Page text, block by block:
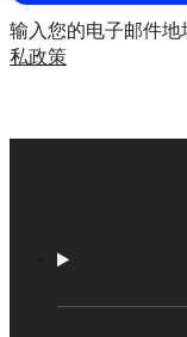
输入您的电子邮件
私政策